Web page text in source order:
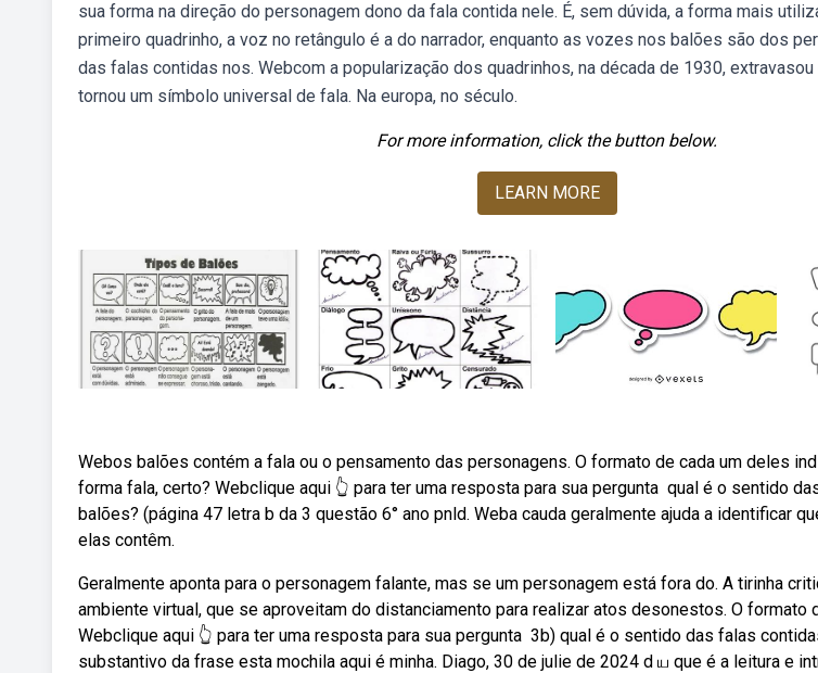
sua forma na direção do personagem dono da fala contida nele. É, sem dúvida, a forma mais
primeiro quadrinho, a voz no retângulo é a do narrador, enquanto as vozes nos balões são dos
das falas contidas nos. Webcom a popularização dos quadrinhos, na década de 1930,
tornou um símbolo universal de fala. Na europa, no século.
For more information, click the button below.
LEARN MORE
Webos balões contém a fala ou o pensamento das personagens. O formato de cada um deles
forma fala, certo? Webclique aqui 👆 para ter uma resposta para sua pergunta ️ qual é o sentido
balões? (página 47 letra b da 3 questão 6° ano pnld. Weba cauda geralmente ajuda a identificar
elas contêm.
Geralmente aponta para o personagem falante, mas se um personagem está fora do. A tirinha
ambiente virtual, que se aproveitam do distanciamento para realizar atos desonestos. O formato
Webclique aqui 👆 para ter uma resposta para sua pergunta ️ 3b) qual é o sentido das falas
substantivo da frase esta mochila aqui é minha. Diago, 30 de julie de 2024 d ய que é a leitura e